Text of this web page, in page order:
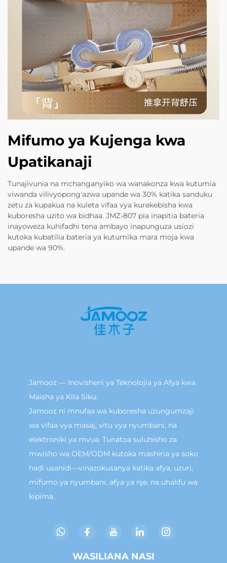
Mifumo ya Kujenga kwa
Upatikanaji
Tunajivunia na mchanganyiko wa wanakonza kwa kutumia
viwanda vilivyopong'azwa upande wa 30% katika sanduku
zetu za kupakua na kuleta vifaa vya kurekebisha kwa
kuboresha uzito wa bidhaa. JMZ-807 pia inapitia bateria
inayoweza kuhifadhi tena ambayo inapunguza usiozi
kutoka kubatilia bateria ya kutumika mara moja kwa
upande wa 90%.
Jamooz — Inovisheni ya Teknolojia ya Afya kwa
Maisha ya Kila Siku.
Jamooz ni mnufaa wa kuboresha uzungumzaji
wa vifaa vya masaj, vitu vya nyumbani, na
elektroniki ya mvua. Tunatoa suluhisho za
mwisho wa OEM/ODM kutoka mashiria ya soko
hadi usanidi—vinazokusanya katika afya, uzuri,
mifumo ya nyumbani, afya ya nje, na uhalifu wa
kipima.
WASILIANA NASI